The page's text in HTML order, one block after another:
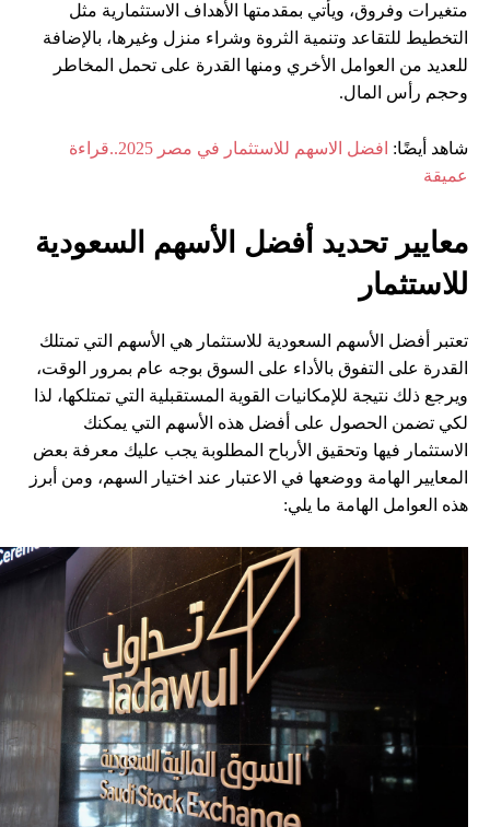
متغيرات وفروق، ويأتي بمقدمتها الأهداف الاستثمارية مثل
التخطيط للتقاعد وتنمية الثروة وشراء منزل وغيرها، بالإضافة
للعديد من العوامل الأخري ومنها القدرة على تحمل المخاطر
وحجم رأس المال.
شاهد أيضًا:
افضل الاسهم للاستثمار في مصر 2025..قراءة
عميقة
معايير تحديد أفضل الأسهم السعودية
للاستثمار
تعتبر أفضل الأسهم السعودية للاستثمار هي الأسهم التي تمتلك
القدرة على التفوق بالأداء على السوق بوجه عام بمرور الوقت،
ويرجع ذلك نتيجة للإمكانيات القوية المستقبلية التي تمتلكها، لذا
لكي تضمن الحصول على أفضل هذه الأسهم التي يمكنك
الاستثمار فيها وتحقيق الأرباح المطلوبة يجب عليك معرفة بعض
المعايير الهامة ووضعها في الاعتبار عند اختيار السهم، ومن أبرز
هذه العوامل الهامة ما يلي: